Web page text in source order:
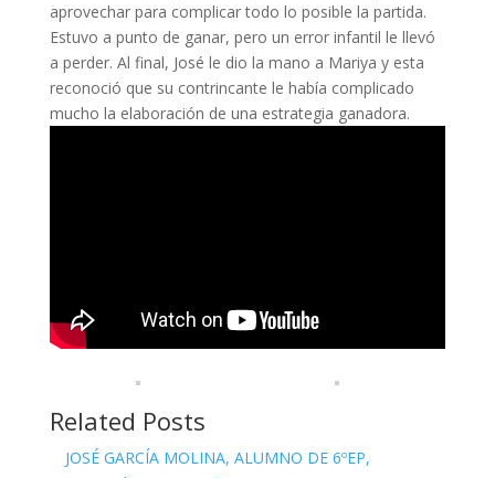
aprovechar para complicar todo lo posible la partida.
Estuvo a punto de ganar, pero un error infantil le llevó
a perder. Al final, José le dio la mano a Mariya y esta
reconoció que su contrincante le había complicado
mucho la elaboración de una estrategia ganadora.
Related Posts
JOSÉ GARCÍA MOLINA, ALUMNO DE 6ºEP,